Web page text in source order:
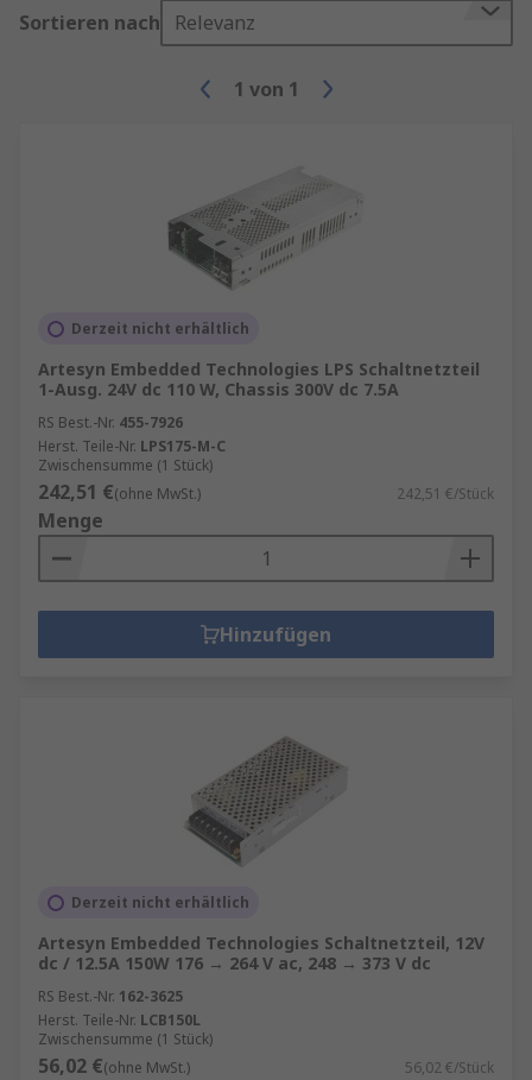
Sortieren nach Relevanz
1 von 1
Derzeit nicht erhältlich
Artesyn Embedded Technologies LPS Schaltnetzteil
1-Ausg. 24V dc 110 W, Chassis 300V dc 7.5A
RS Best.-Nr. 455-7926
Herst. Teile-Nr. LPS175-M-C
Zwischensumme (1 Stück)
242,51 €(ohne MwSt.) 242,51 €/Stück
Menge
Hinzufügen
Derzeit nicht erhältlich
Artesyn Embedded Technologies Schaltnetzteil, 12V
dc / 12.5A 150W 176 → 264 V ac, 248 → 373 V dc
RS Best.-Nr. 162-3625
Herst. Teile-Nr. LCB150L
Zwischensumme (1 Stück)
56,02 €(ohne MwSt.) 56,02 €/Stück